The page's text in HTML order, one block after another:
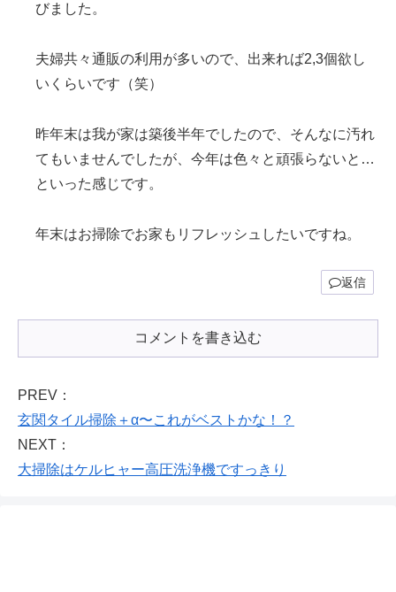
びました。
夫婦共々通販の利用が多いので、出来れば2,3個欲し
いくらいです（笑）
昨年末は我が家は築後半年でしたので、そんなに汚れ
てもいませんでしたが、今年は色々と頑張らないと…
といった感じです。
年末はお掃除でお家もリフレッシュしたいですね。
返信
コメントを書き込む
PREV：
玄関タイル掃除＋α〜これがベストかな！？
NEXT：
大掃除はケルヒャー高圧洗浄機ですっきり